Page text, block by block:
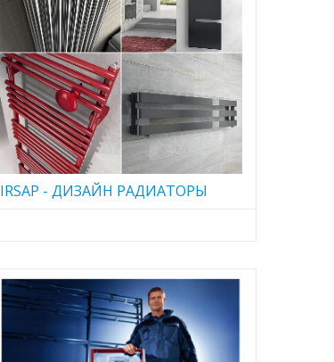
IRSAP - ДИЗАЙН РАДИАТОРЫ